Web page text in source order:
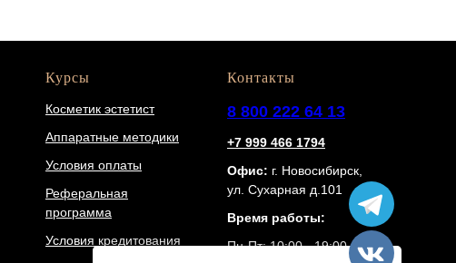
Курсы
Косметик эстетист
Аппаратные методики
Условия оплаты
Реферальная
программа
Условия кредитования
Контакты
8 800 222 64 13
+7 999 466 1794
Офис: г. Новосибирск,
ул. Сухарная д.101
Время работы:
Пн-Пт: 10:00 - 19:00